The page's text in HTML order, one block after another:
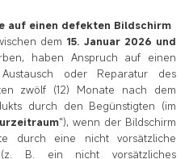
auf einen defekten Bildschirm
dem 15. Januar 2026 und
haben Anspruch auf einen
Austausch oder Reparatur des
zwölf (12) Monate nach dem
durch den Begünstigten (im
"), wenn der Bildschirm
durch eine nicht vorsätzliche
B. ein nicht vorsätzliches